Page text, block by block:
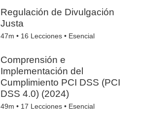
Regulación de Divulgación
Justa
47m • 16 Lecciones • Esencial
Comprensión e
Implementación del
Cumplimiento PCI DSS (PCI
DSS 4.0) (2024)
49m • 17 Lecciones • Esencial